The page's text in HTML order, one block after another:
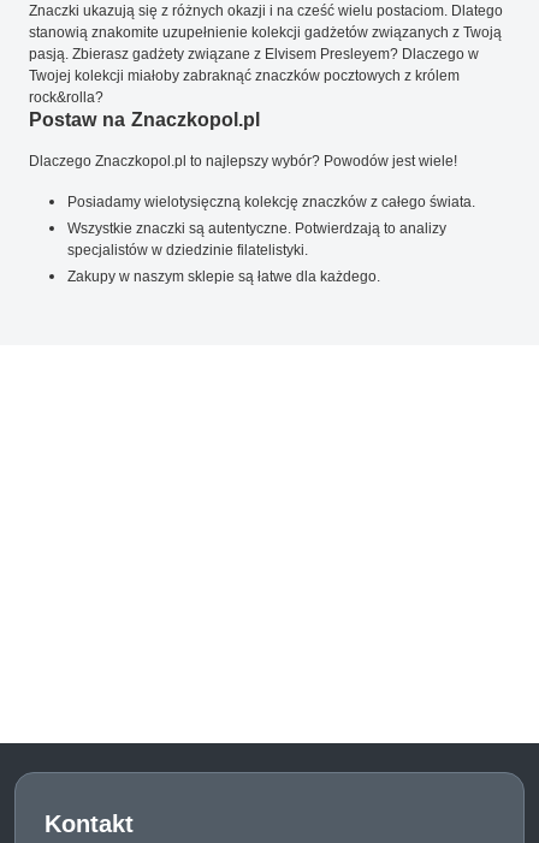
Znaczki ukazują się z różnych okazji i na cześć wielu postaciom. Dlatego
stanowią znakomite uzupełnienie kolekcji gadżetów związanych z Twoją
pasją. Zbierasz gadżety związane z Elvisem Presleyem? Dlaczego w
Twojej kolekcji miałoby zabraknąć znaczków pocztowych z królem
rock&rolla?
Postaw na Znaczkopol.pl
Dlaczego Znaczkopol.pl to najlepszy wybór? Powodów jest wiele!
Posiadamy wielotysięczną kolekcję znaczków z całego świata.
Wszystkie znaczki są autentyczne. Potwierdzają to analizy
specjalistów w dziedzinie filatelistyki.
Zakupy w naszym sklepie są łatwe dla każdego.
Kontakt